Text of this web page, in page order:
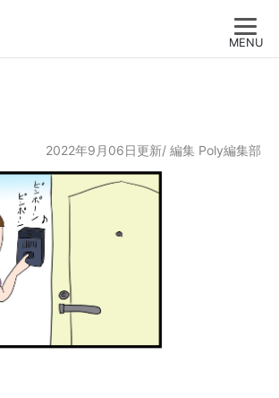
MENU
2022年9月06日更新/ 編集 Poly編集部